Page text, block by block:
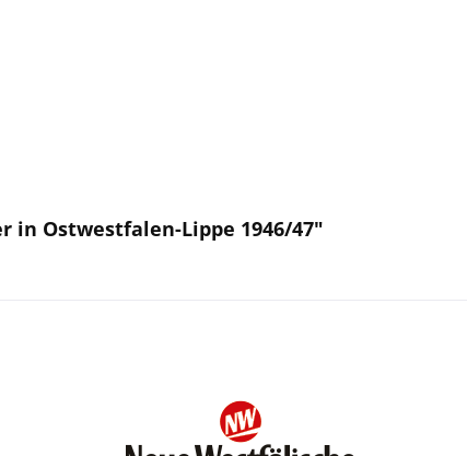
Ostwestfalen-Lippe 1946/47"